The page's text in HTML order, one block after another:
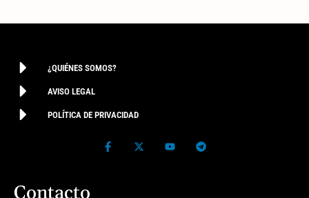
¿QUIÉNES SOMOS?
AVISO LEGAL
POLÍTICA DE PRIVACIDAD
Contacto